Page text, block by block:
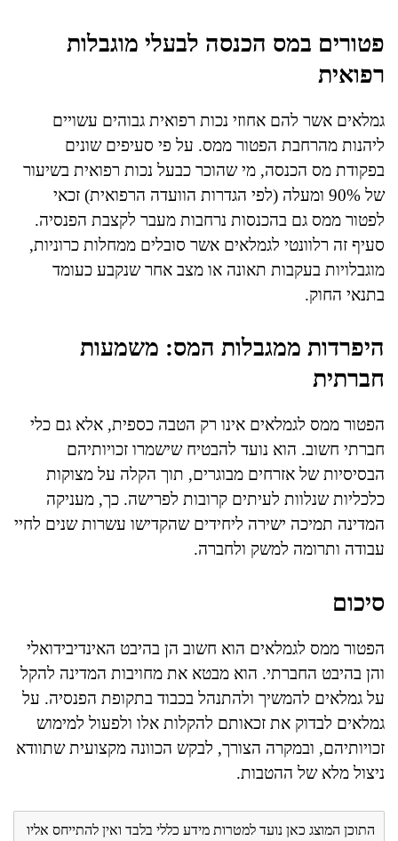
פטורים במס הכנסה לבעלי מוגבלות
רפואית
גמלאים אשר להם אחוזי נכות רפואית גבוהים עשויים
ליהנות מהרחבת הפטור ממס. על פי סעיפים שונים
בפקודת מס הכנסה, מי שהוכר כבעל נכות רפואית בשיעור
של 90% ומעלה (לפי הגדרות הוועדה הרפואית) זכאי
לפטור ממס גם בהכנסות נרחבות מעבר לקצבת הפנסיה.
סעיף זה רלוונטי לגמלאים אשר סובלים ממחלות כרוניות,
מוגבלויות בעקבות תאונה או מצב אחר שנקבע כעומד
בתנאי החוק.
היפרדות ממגבלות המס: משמעות
חברתית
הפטור ממס לגמלאים אינו רק הטבה כספית, אלא גם כלי
חברתי חשוב. הוא נועד להבטיח שישמרו זכויותיהם
הבסיסיות של אזרחים מבוגרים, תוך הקלה על מצוקות
כלכליות שנלוות לעיתים קרובות לפרישה. כך, מעניקה
המדינה תמיכה ישירה ליחידים שהקדישו עשרות שנים לחיי
עבודה ותרומה למשק ולחברה.
סיכום
הפטור ממס לגמלאים הוא חשוב הן בהיבט האינדיבידואלי
והן בהיבט החברתי. הוא מבטא את מחויבות המדינה להקל
על גמלאים להמשיך ולהתנהל בכבוד בתקופת הפנסיה. על
גמלאים לבדוק את זכאותם להקלות אלו ולפעול למימוש
זכויותיהם, ובמקרה הצורך, לבקש הכוונה מקצועית שתוודא
ניצול מלא של ההטבות.
התוכן המוצג כאן נועד למטרות מידע כללי בלבד ואין להתייחס אליו